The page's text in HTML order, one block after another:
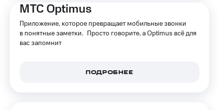
МТС Optimus
Приложение, которое превращает мобильные звонки
в понятные заметки. Просто говорите, а Optimus всё для
вас запомнит
ПОДРОБНЕЕ